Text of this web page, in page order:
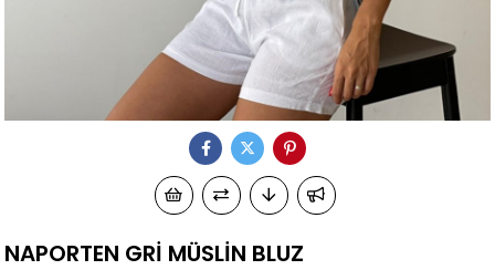
NAPORTEN GRİ MÜSLİN BLUZ